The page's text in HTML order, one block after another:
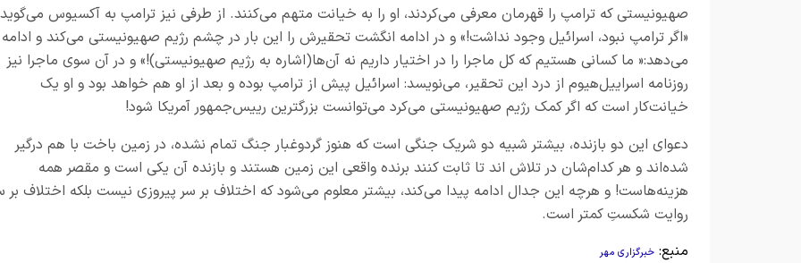
صهیونیستی که ترامپ را قهرمان معرفی می‌کردند، او را به خیانت متهم می‌کنند. از طرفی نیز ترامپ به آکسیوس می‌گوید
«اگر ترامپ نبود، اسرائیل وجود نداشت!» و در ادامه انگشت تحقیرش را این بار در چشم رژیم صهیونیستی می‌کند و ادامه
می‌دهد:« ما کسانی هستیم که کل ماجرا را در اختیار داریم نه آن‌ها(اشاره به رژیم صهیونیستی)!» و در آن سوی ماجرا نیز
روزنامه اسراییل‌هیوم از درد این تحقیر، می‌نویسد: اسرائیل پیش از ترامپ بوده و بعد از او هم خواهد بود و او یک
خیانت‌کار است که اگر کمک رژیم صهیونیستی می‌کرد می‌توانست بزرگترین رییس‌جمهور آمریکا شود!
دعوای این دو بازنده، بیشتر شبیه دو شریک جنگی است که هنوز گردوغبار جنگ تمام نشده، در زمین باخت با هم درگیر
شده‌اند و هر کدام‌شان در تلاش اند تا ثابت کنند برنده واقعی این زمین هستند و بازنده آن یکی است و مقصر همه
هزینه‌هاست! و هرچه این جدال ادامه پیدا می‌کند، بیشتر معلوم می‌شود که اختلاف بر سر پیروزی نیست بلکه اختلاف بر
روایت شکستِ کمتر است.
منبع: خبرگزاری مهر